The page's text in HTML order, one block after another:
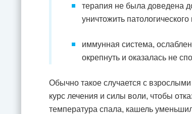
терапия не была доведена
уничтожить патологического
иммунная система,
окрепнуть и оказалась не
Обычно такое случается с
курс лечения и силы воли, чтобы
температура спала, кашель